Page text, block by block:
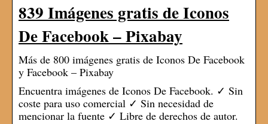
839 Imágenes gratis de Iconos
De Facebook – Pixabay
Más de 800 imágenes gratis de Iconos De Facebook
y Facebook – Pixabay
Encuentra imágenes de Iconos De Facebook. ✓ Sin
coste para uso comercial ✓ Sin necesidad de
mencionar la fuente ✓ Libre de derechos de autor.